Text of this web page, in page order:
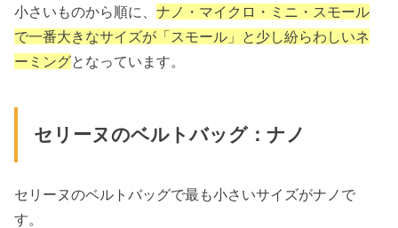
小さいものから順に、ナノ・マイクロ・ミニ・スモール
で一番大きなサイズが「スモール」と少し紛らわしいネ
ーミングとなっています。
セリーヌのベルトバッグ：ナノ
セリーヌのベルトバッグで最も小さいサイズがナノで
す。